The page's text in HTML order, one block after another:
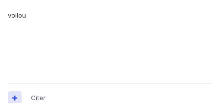
voilou
Citer